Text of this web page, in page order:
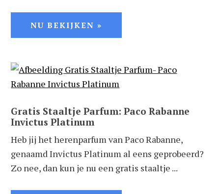
NU BEKIJKEN »
Gratis Staaltje Parfum: Paco Rabanne
Invictus Platinum
Heb jij het herenparfum van Paco Rabanne,
genaamd Invictus Platinum al eens geprobeerd?
Zo nee, dan kun je nu een gratis staaltje ...